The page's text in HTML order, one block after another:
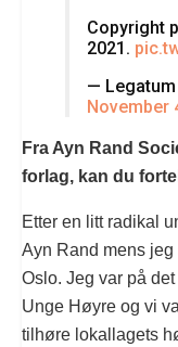
Copyright
2021.
—
November
Fra Ayn Rand
forlag, kan du
Etter en litt radikal
Ayn Rand mens
Oslo. Jeg var på
Unge Høyre og vi
tilhøre lokallagets